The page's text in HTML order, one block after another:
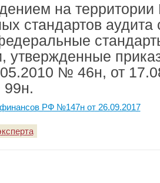
на
стандартов аудита
утвержденные
№ 46н, от
РФ №147н от 26.09.2017